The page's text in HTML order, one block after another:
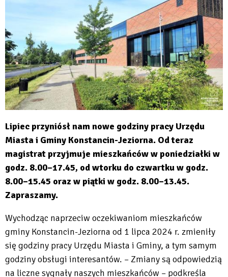
Lipiec przyniósł nam nowe godziny pracy Urzędu
Miasta i Gminy Konstancin-Jeziorna. Od teraz
magistrat przyjmuje mieszkańców w poniedziałki w
godz. 8.00–17.45, od wtorku do czwartku w godz.
8.00–15.45 oraz w piątki w godz. 8.00–13.45.
Zapraszamy.
Wychodząc naprzeciw oczekiwaniom mieszkańców
gminy Konstancin-Jeziorna od 1 lipca 2024 r. zmieniły
się godziny pracy Urzędu Miasta i Gminy, a tym samym
godziny obsługi interesantów. – Zmiany są odpowiedzią
na liczne sygnały naszych mieszkańców – podkreśla